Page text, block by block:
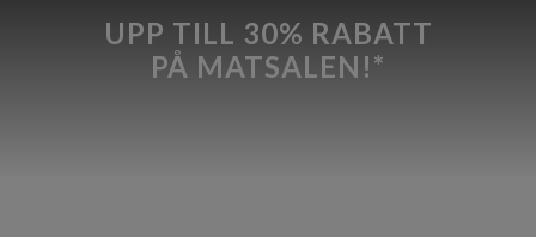
UPP TILL 30% RABATT
PÅ MATSALEN!*